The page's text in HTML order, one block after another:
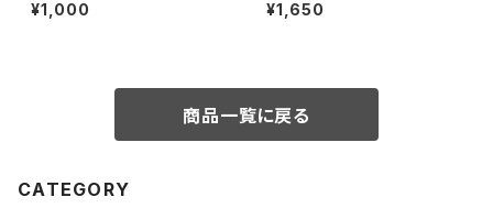
権
¥1,000 ¥1,650
商品一覧に戻る
CATEGORY